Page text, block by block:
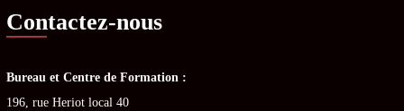
Contactez-nous
Bureau et Centre de Formation :
196, rue Heriot local 40